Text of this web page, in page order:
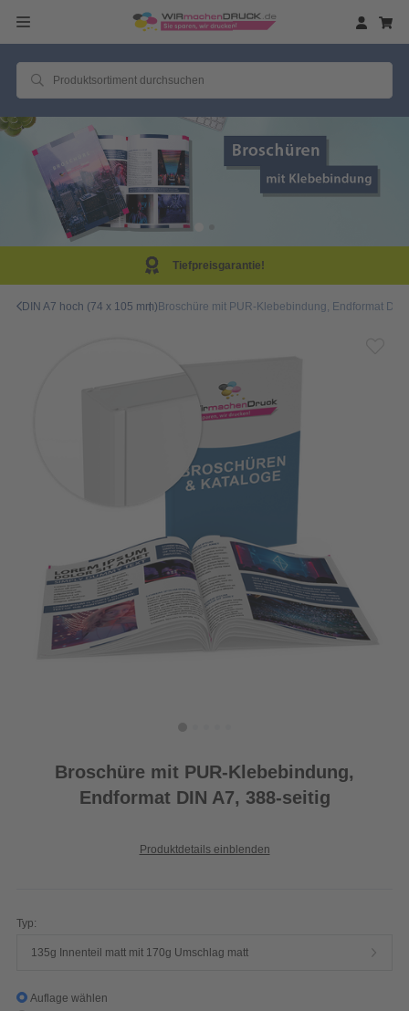
DIN A7 hoch (74 x 105 mm)Broschüre mit PUR-Klebebindung, Endformat DIN
Broschüre mit PUR-Klebebindung,
Endformat DIN A7, 388-seitig
Produktdetails einblenden
Typ:
135g Innenteil matt mit 170g Umschlag matt
Auflage wählen